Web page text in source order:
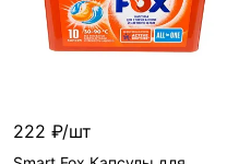
222 ₽/шт